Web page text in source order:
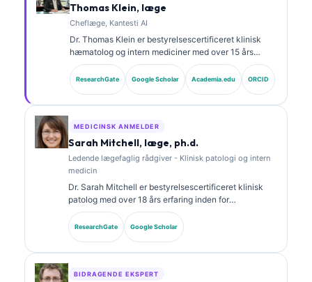
Thomas Klein, læge
Cheflæge, Kantesti AI
Dr. Thomas Klein er bestyrelsescertificeret klinisk
hæmatolog og intern mediciner med over 15 års
erfaring inden for laboratoriemedicin og AI-assisteret
klinisk analyse. Som Chief Medical Officer hos
Kantesti AI varetager han klinisk tilsyn med den
biomarkertolkning og laboratoriediagnostik inden for
laboratoriemedicinske emner.
ResearchGate Google Scholar Academia.edu ORCID
MEDICINSK ANMELDER
Sarah Mitchell, læge, ph.d.
Ledende lægefaglig rådgiver - Klinisk patologi og intern
medicin
Dr. Sarah Mitchell er bestyrelsescertificeret klinisk
patolog med over 18 års erfaring inden for
laboratoriemedicin og diagnostisk analyse. Hun har
specialecertificeringer i klinisk kemi og har publiceret
omfattende om biomarkørpaneler og
ResearchGate Google Scholar
BIDRAGENDE EKSPERT